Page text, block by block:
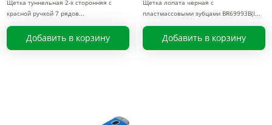
Щетка туннельная 2-х сторонняя с
красной ручкой 7 рядов
Добавить в корзину
Щетка лопата черная с
пластмассовыми зубцами BR69993B(I
Добавить в корзину